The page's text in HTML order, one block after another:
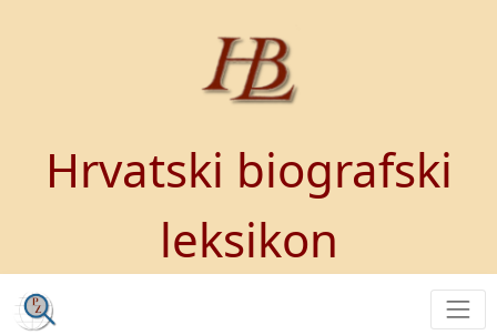
Hrvatski biografski
leksikon